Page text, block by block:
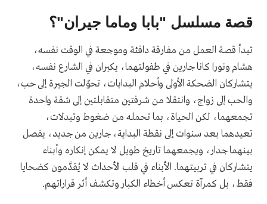
قصة مسلسل "بابا وماما جيران"؟
تبدأ قصة العمل من مفارقة دافئة وموجعة في الوقت نفسه،
هشام ونورا كانا جارين في طفولتهما، يكبران في الشارع نفسه،
يتشاركان الضحكة الأولى وأحلام البدايات، تحوّلت الجيرة إلى حب،
والحب إلى زواج، وانتقلا من شرفتين متقابلتين إلى شقة واحدة
تجمعهما، لكن الحياة، بما تحمله من ضغوط وتبدلات،
تعيدهما بعد سنوات إلى نقطة البداية، جارين من جديد، يفصل
بينهما جدار، ويجمعهما تاريخ طويل لا يمكن إنكاره وأبناء
يتشاركان في تربيتهما. الأبناء في قلب الأحداث لا يُقدَّمون كضحايا
فقط، بل كمرآة تعكس أخطاء الكبار وتكشف أثر قراراتهم.